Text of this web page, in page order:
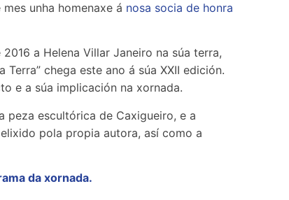
unha homenaxe á nosa socia de honra
a Helena Villar Janeiro na súa terra,
Terra” chega este ano á súa XXII edición.
e a súa implicación na xornada.
peza escultórica de Caxigueiro, e a
pola propia autora, así como a
da xornada.